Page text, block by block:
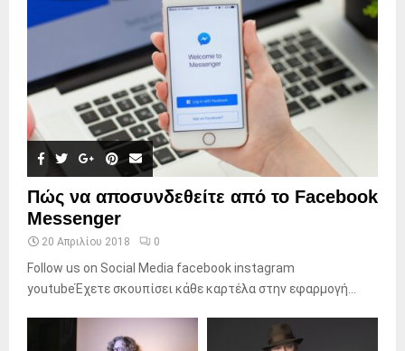
Πώς να αποσυνδεθείτε από το Facebook
Messenger
20 Απριλίου 2018 0
Follow us on Social Media facebook instagram
youtubeΈχετε σκουπίσει κάθε καρτέλα στην εφαρμογή...